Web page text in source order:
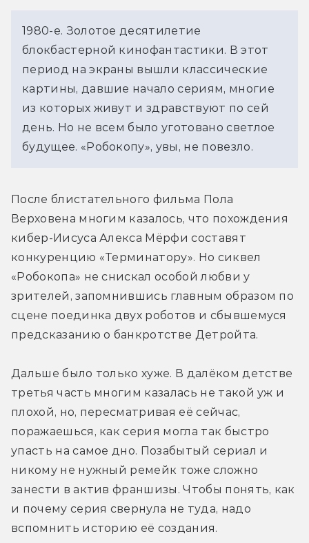
1980-е. Золотое десятилетие
блокбастерной кинофантастики. В этот
период на экраны вышли классические
картины, давшие начало сериям, многие
из которых живут и здравствуют по сей
день. Но не всем было уготовано светлое
будущее. «Робокопу», увы, не повезло.
После блистательного фильма Пола
Верховена многим казалось, что похождения
кибер-Иисуса Алекса Мёрфи составят
конкуренцию «Терминатору». Но сиквел
«Робокопа» не снискал особой любви у
зрителей, запомнившись главным образом по
сцене поединка двух роботов и сбывшемуся
предсказанию о банкротстве Детройта.
Дальше было только хуже. В далёком детстве
третья часть многим казалась не такой уж и
плохой, но, пересматривая её сейчас,
поражаешься, как серия могла так быстро
упасть на самое дно. Позабытый сериал и
никому не нужный ремейк тоже сложно
занести в актив франшизы. Чтобы понять, как
и почему серия свернула не туда, надо
вспомнить историю её создания.